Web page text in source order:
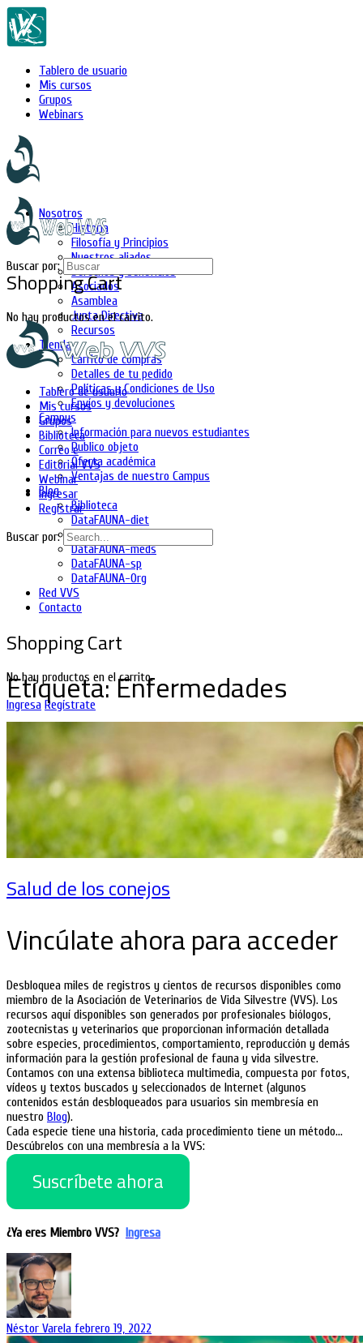
Tablero de usuario
Mis cursos
Grupos
Webinars
Nosotros
Historia
Filosofía y Principios
Nuestros aliados
Derechos y beneficios
Asociados
Asamblea
Junta Directiva
Recursos
Tienda
Carrito de compras
Detalles de tu pedido
Políticas y Condiciones de Uso
Envíos y devoluciones
Campus
Información para nuevos estudiantes
Publico objeto
Oferta académica
Ventajas de nuestro Campus
Blog
Biblioteca
DataFAUNA-diet
DataFAUNA-inia
DataFAUNA-meds
DataFAUNA-sp
DataFAUNA-Org
Red VVS
Contacto
Shopping Cart
No hay productos en el carrito.
Ingresa Regístrate
Shopping Cart
No hay productos en el carrito.
Buscar por:
Tablero de usuario
Mis cursos
Grupos
Biblioteca
Correo e
Editorial VVS
Webinar
Ingresar
Registrar
Buscar por:
Etiqueta:Enfermedades
Salud de los conejos
Vincúlate ahora para acceder
Desbloquea miles de registros y cientos de recursos disponibles como
miembro de la Asociación de Veterinarios de Vida Silvestre (VVS). Los
recursos aquí disponibles son generados por profesionales biólogos,
zootecnistas y veterinarios que proporcionan información detallada
sobre especies, procedimientos, comportamiento, reproducción y demás
información para la gestión profesional de fauna y vida silvestre.
Contamos con una extensa biblioteca multimedia, compuesta por fotos,
vídeos y textos buscados y seleccionados de Internet (algunos
contenidos están desbloqueados para usuarios sin membresía en
nuestro Blog).
Cada especie tiene una historia, cada procedimiento tiene un método…
Descúbrelos con una membresía a la VVS:
Suscríbete ahora
¿Ya eres Miembro VVS? Ingresa
Néstor Varela febrero 19, 2022